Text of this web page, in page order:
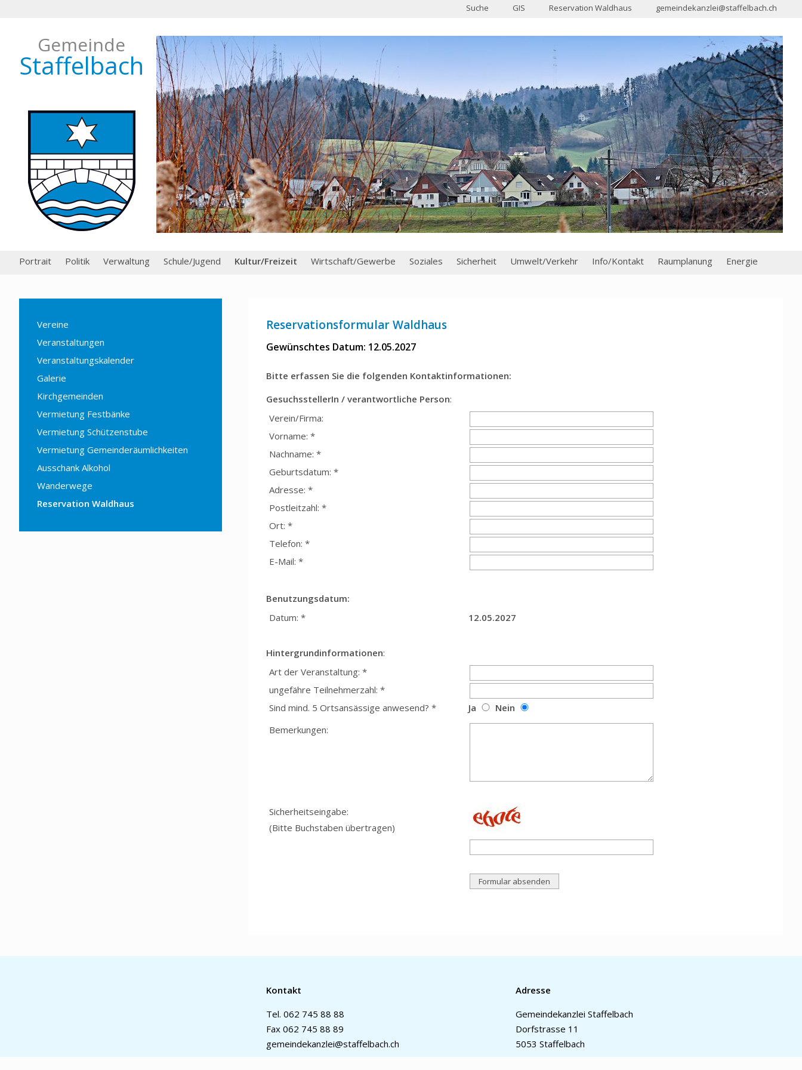
Suche GIS Reservation Waldhaus gemeindekanzlei@staffelbach.ch
Gemeinde
Staffelbach
Portrait Politik Verwaltung Schule/Jugend Kultur/Freizeit Wirtschaft/Gewerbe Soziales Sicherheit Umwelt/Verkehr Info/Kontakt Raumplanung Energie
Vereine
Veranstaltungen
Veranstaltungskalender
Galerie
Kirchgemeinden
Vermietung Festbänke
Vermietung Schützenstube
Vermietung Gemeinderäumlichkeiten
Ausschank Alkohol
Wanderwege
Reservation Waldhaus
Reservationsformular Waldhaus
Gewünschtes Datum: 12.05.2027
Bitte erfassen Sie die folgenden Kontaktinformationen:
GesuchsstellerIn / verantwortliche Person:
Verein/Firma:
Vorname: *
Nachname: *
Geburtsdatum: *
Adresse: *
Postleitzahl: *
Ort: *
Telefon: *
E-Mail: *
Benutzungsdatum:
Datum: *
12.05.2027
Hintergrundinformationen:
Art der Veranstaltung: *
ungefähre Teilnehmerzahl: *
Sind mind. 5 Ortsansässige anwesend? *
Ja
Nein
Bemerkungen:
Sicherheitseingabe:
(Bitte Buchstaben übertragen)
Kontakt
Tel. 062 745 88 88
Fax 062 745 88 89
gemeindekanzlei@staffelbach.ch
Adresse
Gemeindekanzlei Staffelbach
Dorfstrasse 11
5053 Staffelbach